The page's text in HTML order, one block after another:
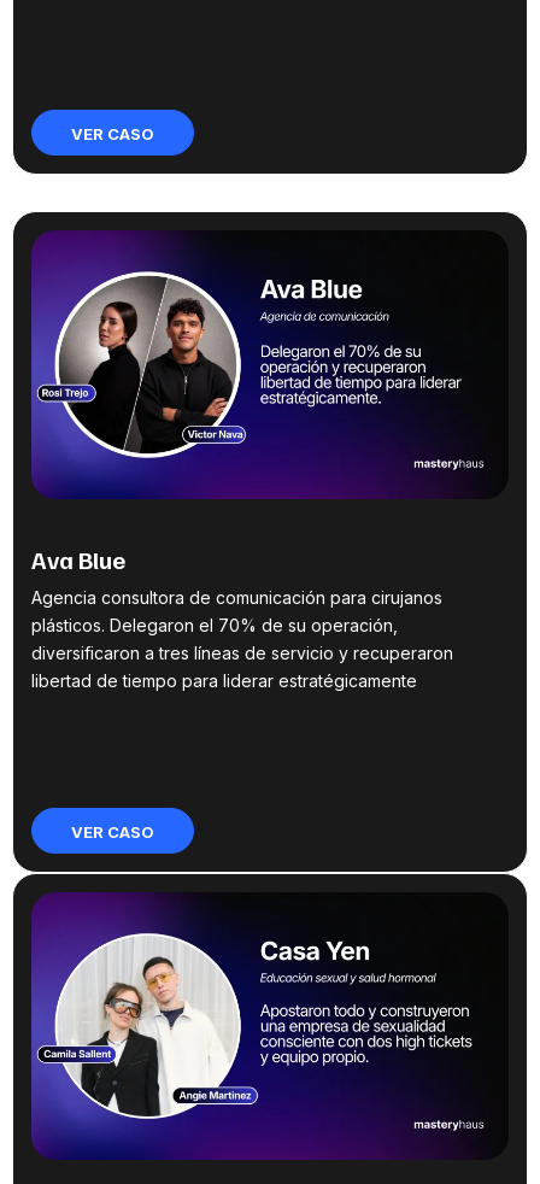
VER CASO
Ava Blue
Agencia consultora de comunicación para cirujanos
plásticos. Delegaron el 70% de su operación,
diversificaron a tres líneas de servicio y recuperaron
libertad de tiempo para liderar estratégicamente
VER CASO